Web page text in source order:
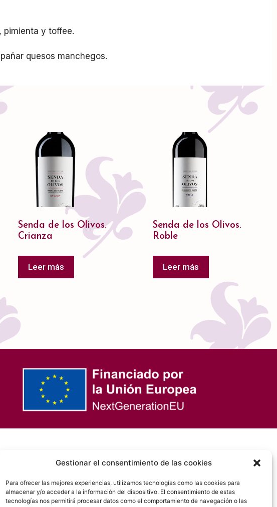
Gestionar el consentimiento de las cookies
Para ofrecer las mejores experiencias, utilizamos tecnologías como las cookies para
almacenar y/o acceder a la información del dispositivo. El consentimiento de estas
tecnologías nos permitirá procesar datos como el comportamiento de navegación o las
pimienta y toffee.
quesos manchegos.
Senda de los Olivos.
Crianza
Leer más
Senda de los Olivos.
Roble
Leer más
info@dishergon.es
923 20 45 05
C/ Robledo, 49 - PG IND, Villares de la